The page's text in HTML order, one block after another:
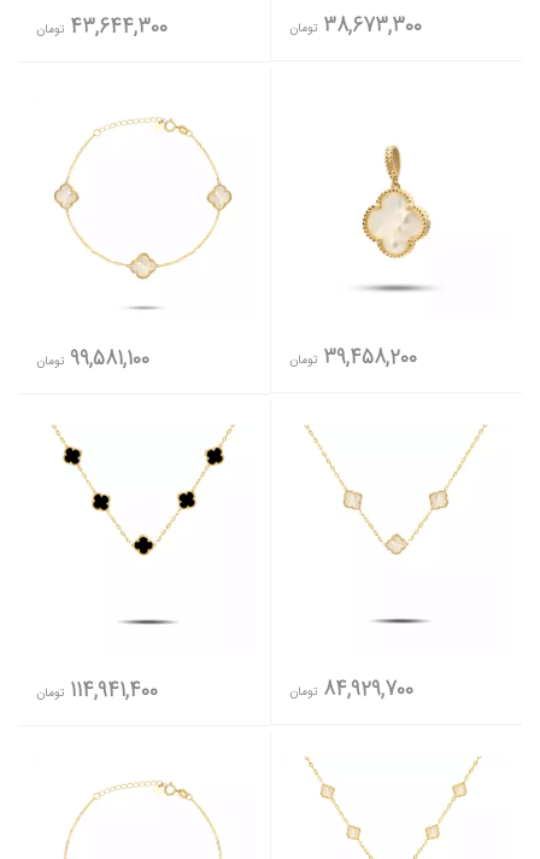
38,673,300 تومان 43,644,300 تومان
39,458,200 تومان 99,581,100 تومان
84,929,700 تومان 114,941,400 تومان